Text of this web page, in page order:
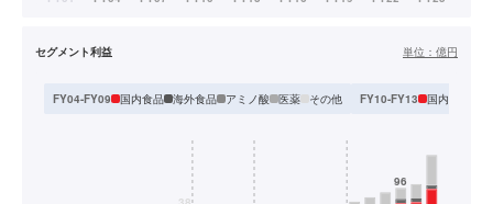
セグメント利益 単位： 億円
FY04-FY09 国内食品 海外食品 アミノ酸 医薬 その他 FY10-FY13 国内食品